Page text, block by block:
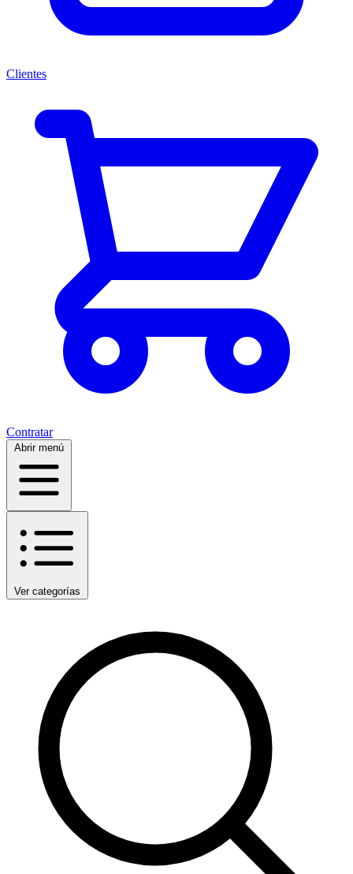
Clientes
Contratar
Abrir menú
Ver categorías